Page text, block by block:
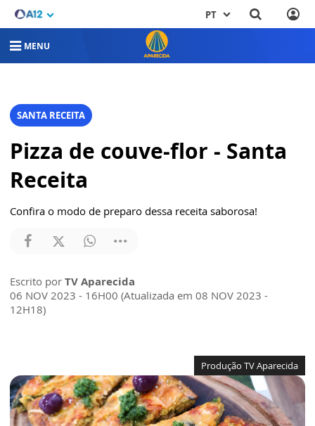
PT
MENU
SANTA RECEITA
Pizza de couve-flor - Santa
Receita
Confira o modo de preparo dessa receita saborosa!
Escrito por TV Aparecida
06 NOV 2023 - 16H00 (Atualizada em 08 NOV 2023 -
12H18)
Produção TV Aparecida